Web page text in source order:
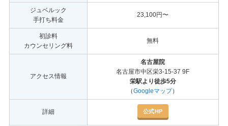
ジュベルック
手打ち料金
23,100円〜
初診料
カウンセリング料
無料
アクセス情報
名古屋院
名古屋市中区栄3-15-37 9F
栄駅より徒歩5分
（Googleマップ）
詳細 公式HP